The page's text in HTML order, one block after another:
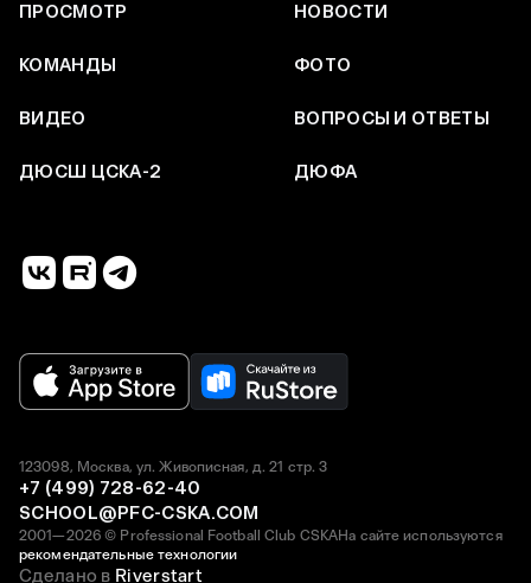
ПРОСМОТР НОВОСТИ
КОМАНДЫ ФОТО
ВИДЕО ВОПРОСЫ И ОТВЕТЫ
ДЮСШ ЦСКА-2 ДЮФА
2001—2026 © Professional Football Club CSKAНа сайте используются
рекомендательные технологии
123098, Москва, ул. Живописная, д. 21 стр. 3
+7 (499) 728-62-40
SCHOOL@PFC-CSKA.COM
Сделано в Riverstart